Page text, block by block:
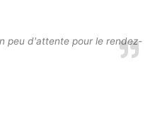
peu d'attente pour le rendez-